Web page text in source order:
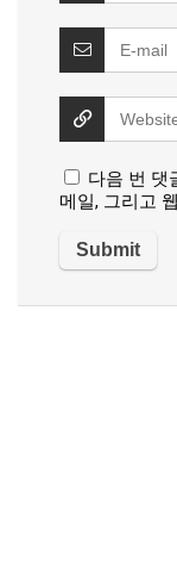
다음 번 댓
메일, 그리고